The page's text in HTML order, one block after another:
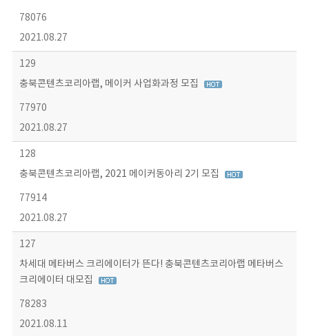
78076
2021.08.27
129
충북콘텐츠코리아랩, 메이커 사업화과정 모집
77970
2021.08.27
128
충북콘텐츠코리아랩, 2021 메이커동아리 2기 모집
77914
2021.08.27
127
차세대 메타버스 크리에이터가 뜬다! 충북콘텐츠코리아랩 메타버스
크리에이터 대모집
78283
2021.08.11